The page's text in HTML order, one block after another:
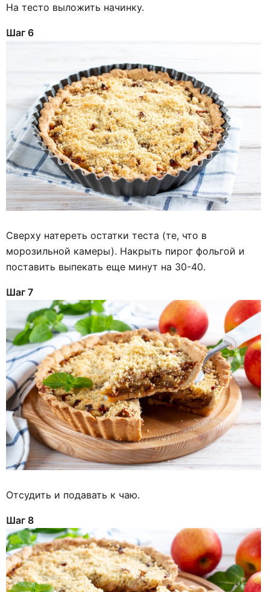
На тесто выложить начинку.
Шаг 6
Сверху натереть остатки теста (те, что в
морозильной камеры). Накрыть пирог фольгой и
поставить выпекать еще минут на 30-40.
Шаг 7
Отсудить и подавать к чаю.
Шаг 8